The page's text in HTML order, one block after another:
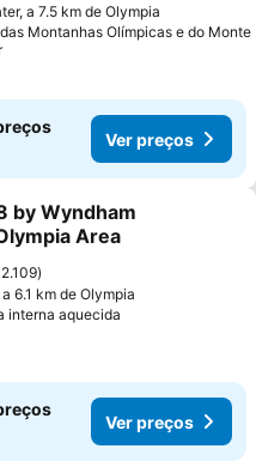
a 7.5 km de Olympia
Montanhas Olímpicas e do Monte
Ver preços
aos favoritos
by Wyndham
Area
2.109
6.1 km de Olympia
interna aquecida
Ver preços